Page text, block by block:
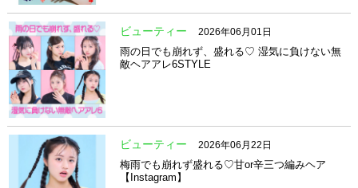
ビューティー 2026年06月01日
雨の日でも崩れず、盛れる♡ 湿気に負けない無
敵ヘアアレ6STYLE
ビューティー 2026年06月22日
梅雨でも崩れず盛れる♡甘or辛三つ編みヘア
【Instagram】